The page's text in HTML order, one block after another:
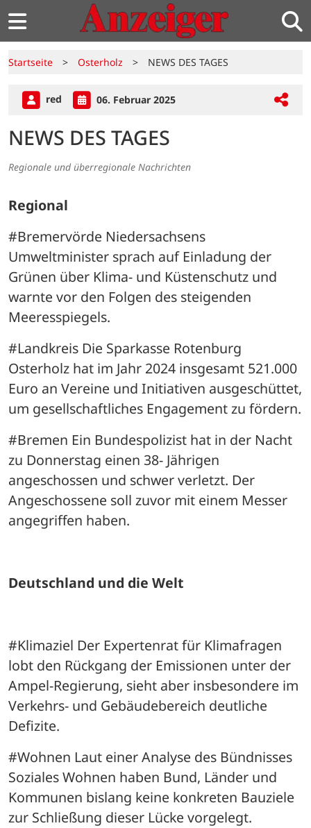
Startseite > Osterholz > NEWS DES TAGES
red 06. Februar 2025
NEWS DES TAGES
Regionale und überregionale Nachrichten
Regional
#Bremervörde Niedersachsens
Umweltminister sprach auf Einladung der
Grünen über Klima- und Küstenschutz und
warnte vor den Folgen des steigenden
Meeresspiegels.
#Landkreis Die Sparkasse Rotenburg
Osterholz hat im Jahr 2024 insgesamt 521.000
Euro an Vereine und Initiativen ausgeschüttet,
um gesellschaftliches Engagement zu fördern.
#Bremen Ein Bundespolizist hat in der Nacht
zu Donnerstag einen 38- Jährigen
angeschossen und schwer verletzt. Der
Angeschossene soll zuvor mit einem Messer
angegriffen haben.
Deutschland und die Welt
#Klimaziel Der Expertenrat für Klimafragen
lobt den Rückgang der Emissionen unter der
Ampel-Regierung, sieht aber insbesondere im
Verkehrs- und Gebäudebereich deutliche
Defizite.
#Wohnen Laut einer Analyse des Bündnisses
Soziales Wohnen haben Bund, Länder und
Kommunen bislang keine konkreten Bauziele
zur Schließung dieser Lücke vorgelegt.